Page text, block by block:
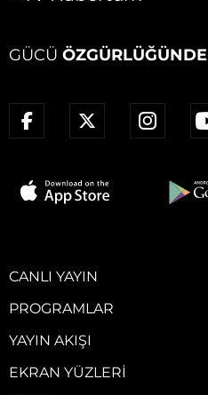
GÜCÜ ÖZGÜRLÜĞÜNDE
CANLI YAYIN
PROGRAMLAR
YAYIN AKIŞI
EKRAN YÜZLERI